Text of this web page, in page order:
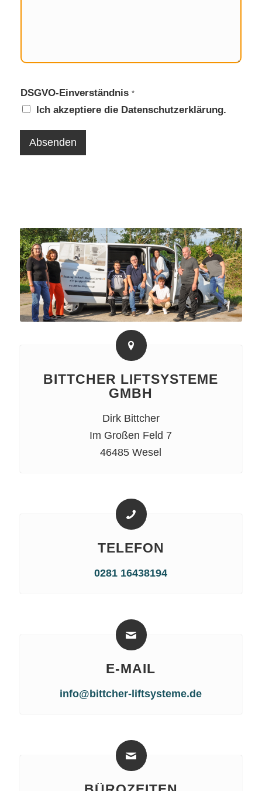
DSGVO-Einverständnis *
Ich akzeptiere die Datenschutzerklärung.
Absenden
BITTCHER LIFTSYSTEME
GMBH
Dirk Bittcher
Im Großen Feld 7
46485 Wesel
TELEFON
0281 16438194
E-MAIL
info@bittcher-liftsysteme.de